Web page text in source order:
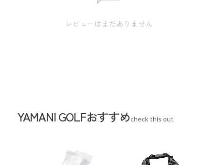
ポリエステル×合成皮革(PU)
レビューはまだありません
YAMANI GOLFおすすめcheck this out